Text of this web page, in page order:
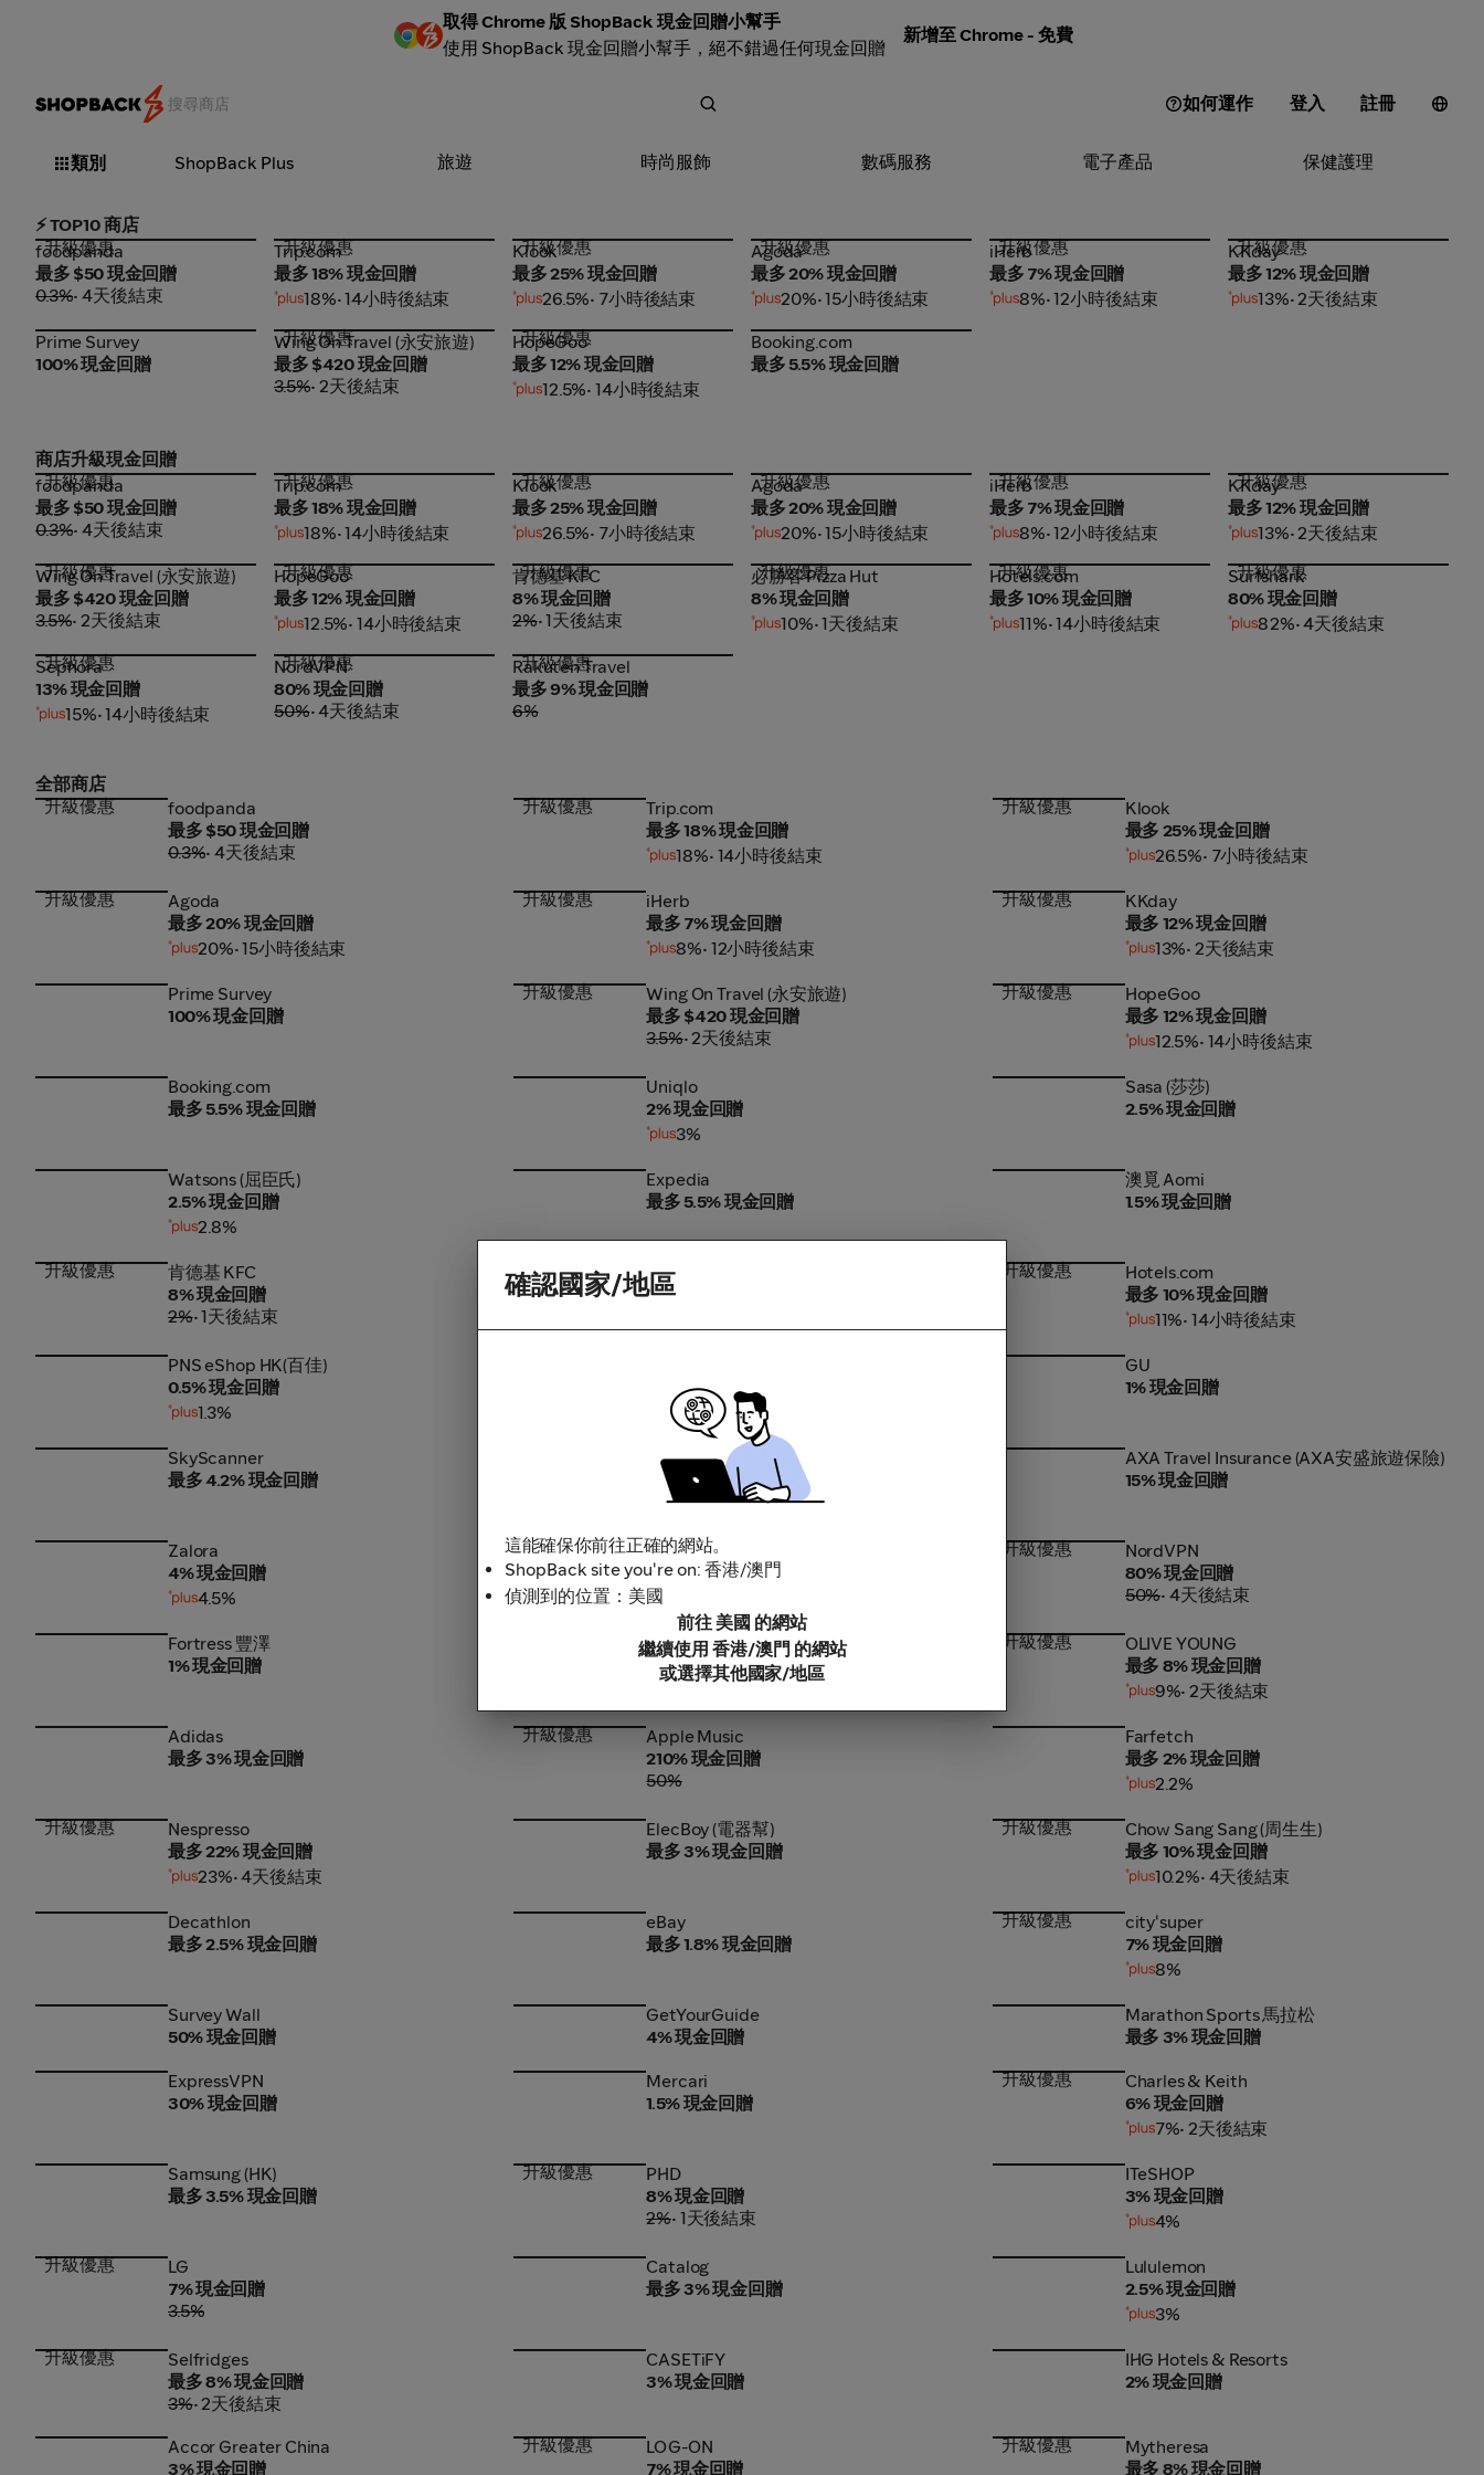
取得 Chrome 版 ShopBack 現金回贈小幫手
使用 ShopBack 現金回贈小幫手，絕不錯過任何現金回贈
新增至 Chrome - 免費
如何運作 登入 註冊
類別 ShopBack Plus 旅遊 時尚服飾 數碼服務 電子產品 保健護理
⚡ TOP10 商店
foodpanda
升級優惠
foodpanda
最多 $50 現金回贈
0.3%• 4天後結束
Trip.com
升級優惠
Trip.com
最多 18% 現金回贈
18%• 14小時後結束
Klook
升級優惠
Klook
最多 25% 現金回贈
26.5%• 7小時後結束
Agoda
升級優惠
Agoda
最多 20% 現金回贈
20%• 15小時後結束
iHerb
升級優惠
iHerb
最多 7% 現金回贈
8%• 12小時後結束
KKday
升級優惠
KKday
最多 12% 現金回贈
13%• 2天後結束
Prime Survey
Prime Survey
100% 現金回贈
Wing On Travel (永安旅遊)
升級優惠
Wing On Travel (永安旅遊)
最多 $420 現金回贈
3.5%• 2天後結束
HopeGoo
升級優惠
HopeGoo
最多 12% 現金回贈
12.5%• 14小時後結束
Booking.com
Booking.com
最多 5.5% 現金回贈
商店升級現金回贈
foodpanda
升級優惠
foodpanda
最多 $50 現金回贈
0.3%• 4天後結束
Trip.com
升級優惠
Trip.com
最多 18% 現金回贈
18%• 14小時後結束
Klook
升級優惠
Klook
最多 25% 現金回贈
26.5%• 7小時後結束
Agoda
升級優惠
Agoda
最多 20% 現金回贈
20%• 15小時後結束
iHerb
升級優惠
iHerb
最多 7% 現金回贈
8%• 12小時後結束
KKday
升級優惠
KKday
最多 12% 現金回贈
13%• 2天後結束
Wing On Travel (永安旅遊)
升級優惠
Wing On Travel (永安旅遊)
最多 $420 現金回贈
3.5%• 2天後結束
HopeGoo
升級優惠
HopeGoo
最多 12% 現金回贈
12.5%• 14小時後結束
肯德基 KFC
升級優惠
肯德基 KFC
8% 現金回贈
2%• 1天後結束
必勝客 Pizza Hut
升級優惠
必勝客 Pizza Hut
8% 現金回贈
10%• 1天後結束
Hotels.com
升級優惠
Hotels.com
最多 10% 現金回贈
11%• 14小時後結束
Surfshark
升級優惠
Surfshark
80% 現金回贈
82%• 4天後結束
Sephora
升級優惠
Sephora
13% 現金回贈
15%• 14小時後結束
NordVPN
升級優惠
NordVPN
80% 現金回贈
50%• 4天後結束
Rakuten Travel
升級優惠
Rakuten Travel
最多 9% 現金回贈
6%
全部商店
foodpanda
升級優惠
foodpanda
最多 $50 現金回贈
0.3%• 4天後結束
Trip.com
升級優惠
Trip.com
最多 18% 現金回贈
18%• 14小時後結束
Klook
升級優惠
Klook
最多 25% 現金回贈
26.5%• 7小時後結束
Agoda
升級優惠
Agoda
最多 20% 現金回贈
20%• 15小時後結束
iHerb
升級優惠
iHerb
最多 7% 現金回贈
8%• 12小時後結束
KKday
升級優惠
KKday
最多 12% 現金回贈
13%• 2天後結束
Prime Survey
100% 現金回贈
Wing On Travel (永安旅遊)
升級優惠
Wing On Travel (永安旅遊)
最多 $420 現金回贈
3.5%• 2天後結束
HopeGoo
升級優惠
HopeGoo
最多 12% 現金回贈
12.5%• 14小時後結束
Booking.com
最多 5.5% 現金回贈
Uniqlo
2% 現金回贈
3%
Sasa (莎莎)
2.5% 現金回贈
Watsons (屈臣氏)Watsons (屈臣氏)
2.5% 現金回贈
2.8%
Expedia
最多 5.5% 現金回贈
澳覓 Aomi
1.5% 現金回贈
肯德基 KFC
升級優惠
肯德基 KFC
8% 現金回贈
2%• 1天後結束
必勝客 Pizza Hut
升級優惠
必勝客 Pizza Hut
8% 現金回贈
Hotels.com
升級優惠
Hotels.com
最多 10% 現金回贈
11%• 14小時後結束
PNS eShop HK(百佳)PNS eShop HK(百佳)
0.5% 現金回贈
1.3%
80% 現金回贈
82%• 4天後結束
GU
1% 現金回贈
SkyScanner
最多 4.2% 現金回贈
Apple
1% 現金回贈
1.1%
AXA Travel Insurance (AXA安盛旅遊保險)
AXA Travel Insurance (AXA安盛旅遊保險)
15% 現金回贈
Zalora
4% 現金回贈
4.5%
Sephora
升級優惠
Sephora
13% 現金回贈
NordVPN
升級優惠
NordVPN
80% 現金回贈
50%• 4天後結束
Fortress 豐澤
1% 現金回贈
Rakuten Travel
最多 9% 現金回贈
6%
OLIVE YOUNG
升級優惠
OLIVE YOUNG
最多 8% 現金回贈
9%• 2天後結束
Adidas
最多 3% 現金回贈
Apple Music
升級優惠
Apple Music
210% 現金回贈
50%
Farfetch
最多 2% 現金回贈
2.2%
Nespresso
升級優惠
Nespresso
最多 22% 現金回贈
23%• 4天後結束
ElecBoy (電器幫)
最多 3% 現金回贈
Chow Sang Sang (周生生)
升級優惠
Chow Sang Sang (周生生)
最多 10% 現金回贈
10.2%• 4天後結束
Decathlon
最多 2.5% 現金回贈
eBay
最多 1.8% 現金回贈
city'super
升級優惠
city'super
7% 現金回贈
8%
Survey Wall
50% 現金回贈
GetYourGuide
4% 現金回贈
Marathon Sports 馬拉松Marathon Sports 馬拉松
最多 3% 現金回贈
ExpressVPN
30% 現金回贈
Mercari
1.5% 現金回贈
Charles & Keith
升級優惠
Charles & Keith
6% 現金回贈
7%• 2天後結束
Samsung (HK)
最多 3.5% 現金回贈
PHD
升級優惠
PHD
8% 現金回贈
2%• 1天後結束
ITeSHOP
3% 現金回贈
4%
LG
升級優惠
LG
7% 現金回贈
3.5%
Catalog
最多 3% 現金回贈
Lululemon
2.5% 現金回贈
3%
Selfridges
升級優惠
Selfridges
最多 8% 現金回贈
3%• 2天後結束
CASETiFY
3% 現金回贈
IHG Hotels & ResortsIHG Hotels & Resorts
2% 現金回贈
Accor Greater ChinaAccor Greater China
3% 現金回贈
LOG-ON
升級優惠
LOG-ON
7% 現金回贈
Mytheresa
升級優惠
Mytheresa
最多 8% 現金回贈
確認國家/地區
這能確保你前往正確的網站。
ShopBack site you're on: 香港/澳門
偵測到的位置：美國
前往 美國 的網站
繼續使用 香港/澳門 的網站
或選擇其他國家/地區